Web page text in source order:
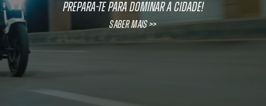
Prepara-te para dominar a cidade!
Saber mais >>